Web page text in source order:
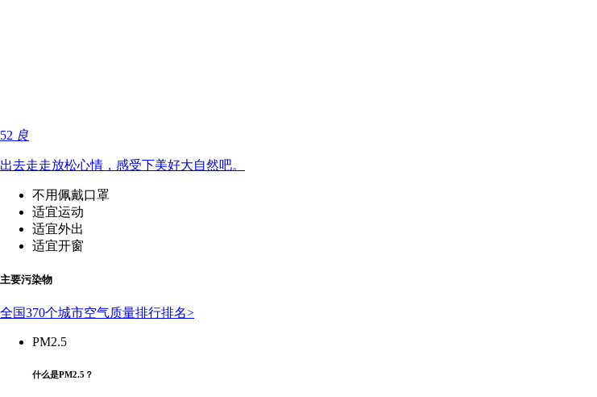
52 良
出去走走放松心情，感受下美好大自然吧。
不用佩戴口罩
适宜运动
适宜外出
适宜开窗
主要污染物
全国370个城市空气质量排行排名>
PM2.5
什么是PM2.5？